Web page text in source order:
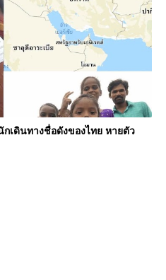
เดินทางชื่อดังของไทย หายตัว